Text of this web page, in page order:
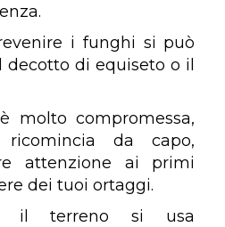
i funghi si può
decotto di equiseto o il
molto compromessa,
da capo,
attenzione ai primi
dei tuoi ortaggi.
il terreno si usa